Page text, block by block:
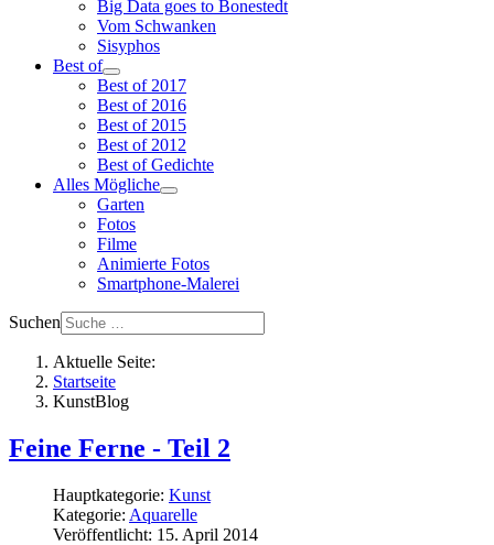
Big Data goes to Bonestedt
Vom Schwanken
Sisyphos
Best of
Best of 2017
Best of 2016
Best of 2015
Best of 2012
Best of Gedichte
Alles Mögliche
Garten
Fotos
Filme
Animierte Fotos
Smartphone-Malerei
Suchen
Aktuelle Seite:
Startseite
KunstBlog
Feine Ferne - Teil 2
Hauptkategorie: Kunst
Kategorie: Aquarelle
Veröffentlicht: 15. April 2014